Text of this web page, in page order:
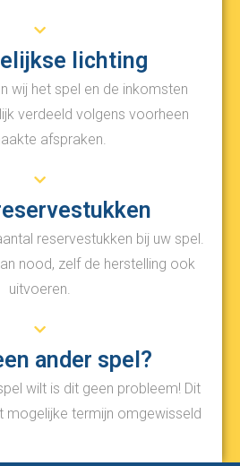
lichting
wij het spel en de inkomsten
verdeeld volgens voorheen
afspraken.
reservestukken bij uw spel.
nood, zelf de herstelling ook
uitvoeren.
ander spel?
wilt is dit geen probleem! Dit
mogelijke termijn omgewisseld